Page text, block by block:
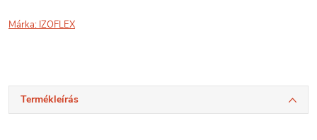
Márka: IZOFLEX
Termékleírás